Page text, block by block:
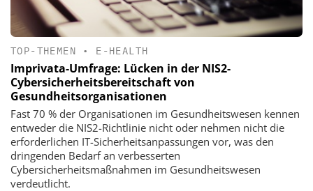
TOP-THEMEN • E-HEALTH
Imprivata-Umfrage: Lücken in der NIS2-
Cybersicherheitsbereitschaft von
Gesundheitsorganisationen
Fast 70 % der Organisationen im Gesundheitswesen kennen
entweder die NIS2-Richtlinie nicht oder nehmen nicht die
erforderlichen IT-Sicherheitsanpassungen vor, was den
dringenden Bedarf an verbesserten
Cybersicherheitsmaßnahmen im Gesundheitswesen
verdeutlicht.